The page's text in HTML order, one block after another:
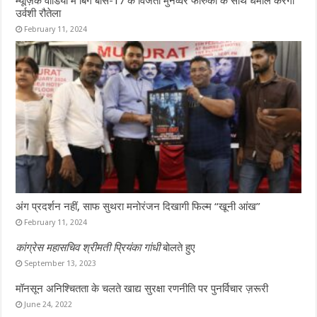
उर्वशी रौतेला
February 11, 2024
अंग प्रदर्शन नहीं, साफ सुथरा मनोरंजन दिखागी फिल्म “खूनी आंख”
February 11, 2024
कांग्रेस महासचिव श्रीमती प्रियंका गांधीबोलते हुए
September 13, 2023
मॉनसून अनिश्चितता के चलते खाद्य सुरक्षा रणनीति पर पुनर्विचार ज़रूरी
June 24, 2022